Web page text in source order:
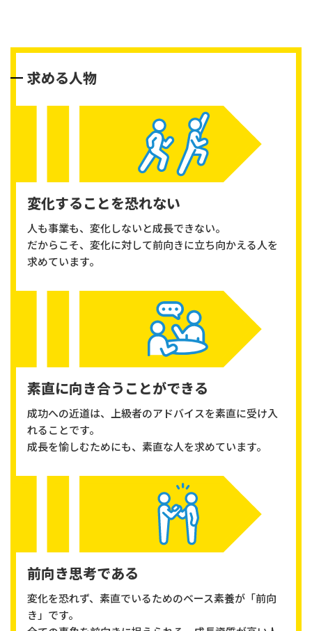
求める人物
変化することを恐れない
人も事業も、変化しないと成長できない。
だからこそ、変化に対して前向きに立ち向かえる人を
求めています。
素直に向き合うことができる
成功への近道は、上級者のアドバイスを素直に受け入
れることです。
成長を愉しむためにも、素直な人を求めています。
前向き思考である
変化を恐れず、素直でいるためのベース素養が「前向
き」です。